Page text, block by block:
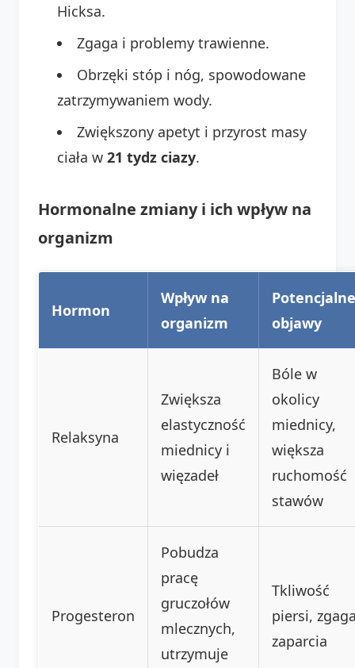
Hicksa.
Zgaga i problemy trawienne.
Obrzęki stóp i nóg, spowodowane
zatrzymywaniem wody.
Zwiększony apetyt i przyrost masy
ciała w 21 tydz ciazy.
Hormonalne zmiany i ich wpływ na
organizm
Hormon
Wpływ na
organizm
Potencjalne
objawy
Relaksyna
Zwiększa
elastyczność
miednicy i
więzadeł
Bóle w
okolicy
miednicy,
większa
ruchomość
stawów
Progesteron
Pobudza
pracę
gruczołów
mlecznych,
utrzymuje
Tkliwość
piersi,
zaparcia